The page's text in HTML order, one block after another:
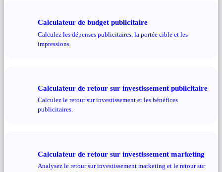
Calculateur de budget publicitaire
Calculez les dépenses publicitaires, la portée cible et les
impressions.
Calculateur de retour sur investissement publicitaire
Calculez le retour sur investissement et les bénéfices
publicitaires.
Calculateur de retour sur investissement marketing
Analysez le retour sur investissement marketing et le retour sur